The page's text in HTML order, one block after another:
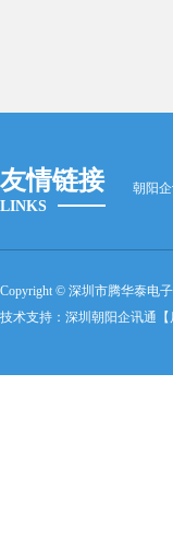
友情链接
LINKS
朝阳
Copyright © 深圳市腾华泰电
技术支持： 深圳朝阳企讯通